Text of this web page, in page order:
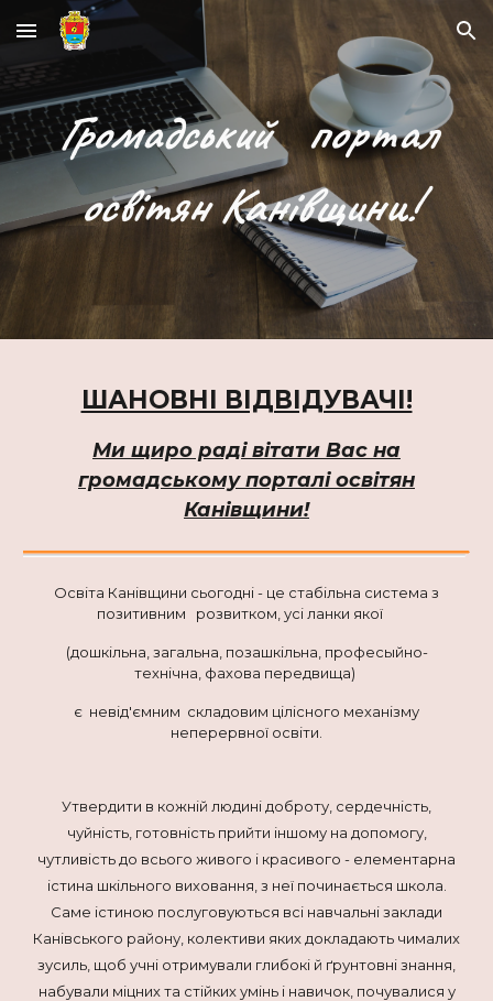
Skip to main content Skip to navigation
Громадськийпортал
освітян Канівщини!
ШАНОВНІ ВІДВІДУВАЧІ!
Ми щиро раді вітати Вас на
громадському порталі освітян
Канівщини!
Освіта Канівщини сьогодні - це стабільна система з
позитивним розвитком, усі ланки якої
(дошкільна, загальна , позашкільна, професыйно-
технічна, фахова передвища)
є невід'ємним складовим ціліс­ного механізму
неперервної освіти.
Утвердити в кожній людині доброту, сер­дечність,
чуйність, готовність прийти іншо­му на допомогу,
чутливість до всього живого і красивого - елементарна
істина шкільного виховання, з неї починається школа.
Саме істиною послуговуються всі навчальні закла­ди
Канівського району, колективи яких до­кладають чималих
зусиль, щоб учні отриму­вали глибокі й ґрунтовні знання,
набували міцних та стійких умінь і навичок, почували­ся у